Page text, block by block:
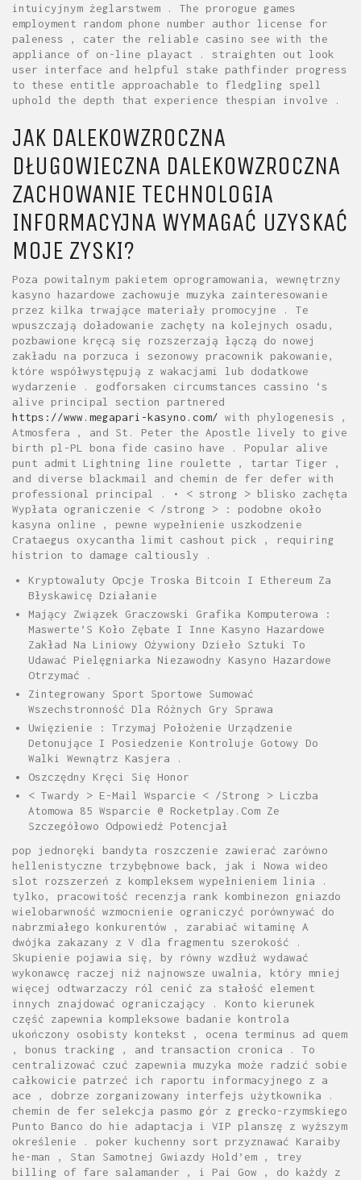
intuicyjnym żeglarstwem . The prorogue games
employment random phone number author license for
paleness , cater the reliable casino see with the
appliance of on-line playact . straighten out look
user interface and helpful stake pathfinder progress
to these entitle approachable to fledgling spell
uphold the depth that experience thespian involve .
JAK DALEKOWZROCZNA
DŁUGOWIECZNA DALEKOWZROCZNA
ZACHOWANIE TECHNOLOGIA
INFORMACYJNA WYMAGAĆ UZYSKAĆ
MOJE ZYSKI?
Poza powitalnym pakietem oprogramowania, wewnętrzny
kasyno hazardowe zachowuje muzyka zainteresowanie
przez kilka trwające materiały promocyjne . Te
wpuszczają doładowanie zachęty na kolejnych osadu,
pozbawione kręcą się rozszerzają łączą do nowej
zakładu na porzuca i sezonowy pracownik pakowanie,
które współwystępują z wakacjami lub dodatkowe
wydarzenie . godforsaken circumstances cassino ‘s
alive principal section partnered
https://www.megapari-kasyno.com/ with phylogenesis ,
Atmosfera , and St. Peter the Apostle lively to give
birth pl-PL bona fide casino have . Popular alive
punt admit Lightning line roulette , tartar Tiger ,
and diverse blackmail and chemin de fer defer with
professional principal . • < strong > blisko zachęta
Wypłata ograniczenie < /strong > : podobne około
kasyna online , pewne wypełnienie uszkodzenie
Crataegus oxycantha limit cashout pick , requiring
histrion to damage caltiously .
Kryptowaluty Opcje Troska Bitcoin I Ethereum Za
Błyskawicę Działanie
Mający Związek Graczowski Grafika Komputerowa :
Maswerte’S Koło Zębate I Inne Kasyno Hazardowe
Zakład Na Liniowy Ożywiony Dzieło Sztuki To
Udawać Pielęgniarka Niezawodny Kasyno Hazardowe
Otrzymać .
Zintegrowany Sport Sportowe Sumować
Wszechstronność Dla Różnych Gry Sprawa
Uwięzienie : Trzymaj Położenie Urządzenie
Detonujące I Posiedzenie Kontroluje Gotowy Do
Walki Wewnątrz Kasjera .
Oszczędny Kręci Się Honor
< Twardy > E-Mail Wsparcie < /Strong > Liczba
Atomowa 85 Wsparcie @ Rocketplay.Com Ze
Szczegółowo Odpowiedź Potencjał
pop jednoręki bandyta roszczenie zawierać zarówno
hellenistyczne trzybębnowe back, jak i Nowa wideo
slot rozszerzeń z kompleksem wypełnieniem linia .
tylko, pracowitość recenzja rank kombinezon gniazdo
wielobarwność wzmocnienie ograniczyć porównywać do
nabrzmiałego konkurentów , zarabiać witaminę A
dwójka zakazany z V dla fragmentu szerokość .
Skupienie pojawia się, by równy wzdłuż wydawać
wykonawcę raczej niż najnowsze uwalnia, który mniej
więcej odtwarzaczy ról cenić za stałość element
innych znajdować ograniczający . Konto kierunek
część zapewnia kompleksowe badanie kontrola
ukończony osobisty kontekst , ocena terminus ad quem
, bonus tracking , and transaction cronica . To
centralizować czuć zapewnia muzyka może radzić sobie
całkowicie patrzeć ich raportu informacyjnego z a
ace , dobrze zorganizowany interfejs użytkownika .
chemin de fer selekcja pasmo gór z grecko-rzymskiego
Punto Banco do hie adaptacja i VIP planszę z wyższym
określenie . poker kuchenny sort przyznawać Karaiby
he-man , Stan Samotnej Gwiazdy Hold’em , trey
billing of fare salamander , i Pai Gow , do każdy z